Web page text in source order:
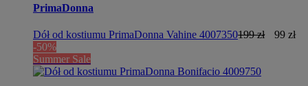
PrimaDonna
Dół od kostiumu PrimaDonna Vahine 4007350199 zł
99 zł
-50%
Summer Sale